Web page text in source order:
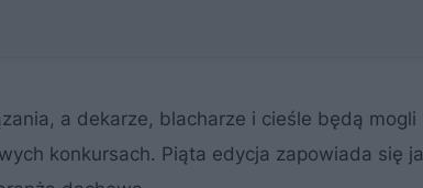
a dekarze, blacharze i cieśle będą
konkursach. Piąta edycja zapowiada się